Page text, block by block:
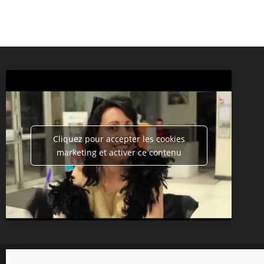
Cliquez pour accepter les cookies
marketing et activer ce contenu